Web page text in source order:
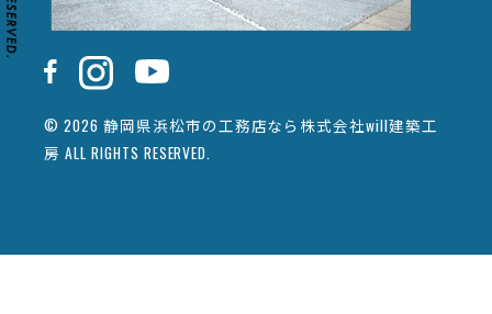
© 2026 静岡県浜松市の工務店なら株式会社will建築工
房 ALL RIGHTS RESERVED.